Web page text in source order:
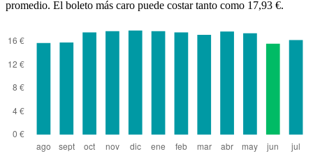
promedio. El boleto más caro puede costar tanto como 17,93 €.